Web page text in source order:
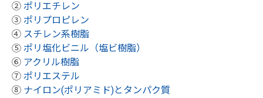
② ポリエチレン
③ ポリプロピレン
④ スチレン系樹脂
⑤ ポリ塩化ビニル（塩ビ樹脂）
⑥ アクリル樹脂
⑦ ポリエステル
⑧ ナイロン(ポリアミド)とタンパク質